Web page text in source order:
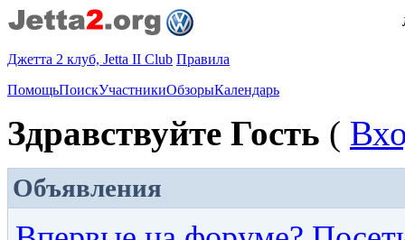
Джетта 2 клуб, Jetta II Club Правила
ПомощьПоискУчастникиОбзорыКалендарь
Здравствуйте Гость (
Объявления